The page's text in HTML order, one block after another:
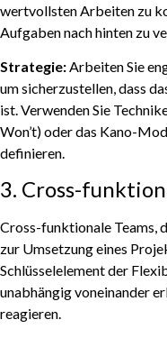
wertvollsten Arbeiten zu
Aufgaben nach hinten zu
Strategie:Arbeiten Sie
um sicherzustellen, dass
ist. Verwenden Sie
Won’t) oder das Kano-
definieren.
3. Cross-
Cross-funktionale Teams,
zur Umsetzung eines
Schlüsselelement der
unabhängig voneinander
reagieren.